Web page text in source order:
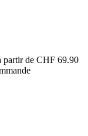
partir de CHF 69.90